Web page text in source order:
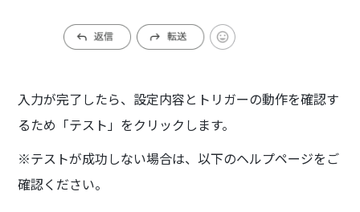
入力が完了したら、設定内容とトリガーの動作を確認す
るため「テスト」をクリックします。
※テストが成功しない場合は、以下のヘルプページをご
確認ください。